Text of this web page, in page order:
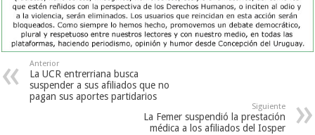
Anterior
La UCR entrerriana busca
suspender a sus afiliados que no
pagan sus aportes partidarios
Siguiente
La Femer suspendió la prestación
médica a los afiliados del Iosper